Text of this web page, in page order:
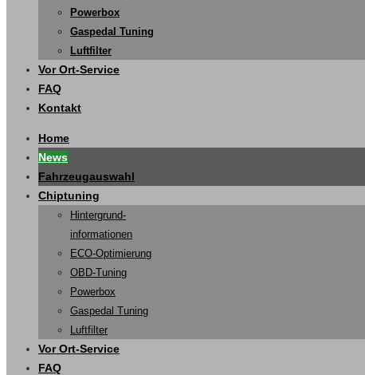
Powerbox
Gaspedal Tuning
Luftfilter
Vor Ort-Service
FAQ
Kontakt
Home
News
Fahrzeugauswahl
Chiptuning
Hintergrund-
informationen
ECO-Optimierung
OBD-Tuning
Powerbox
Gaspedal Tuning
Luftfilter
Vor Ort-Service
FAQ